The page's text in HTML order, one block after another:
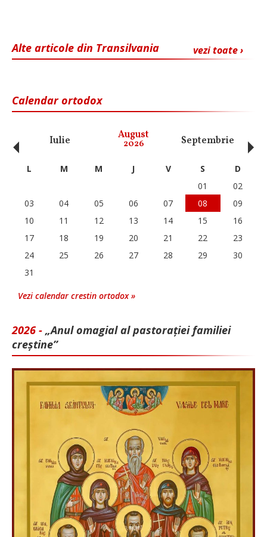
vezi toate ›
Alte articole din Transilvania
Calendar ortodox
Iulie August
2026 Septembrie
‹ L M M J V S
D
01
02
03
04 05 06 07 08
09
10
11 12 13 14 15
16
17
18 19 20 21 22
23
24
25 26 27 28 29
30
31
Vezi calendar crestin ortodox »
2026 - „Anul omagial al pastorației familiei
creștine”